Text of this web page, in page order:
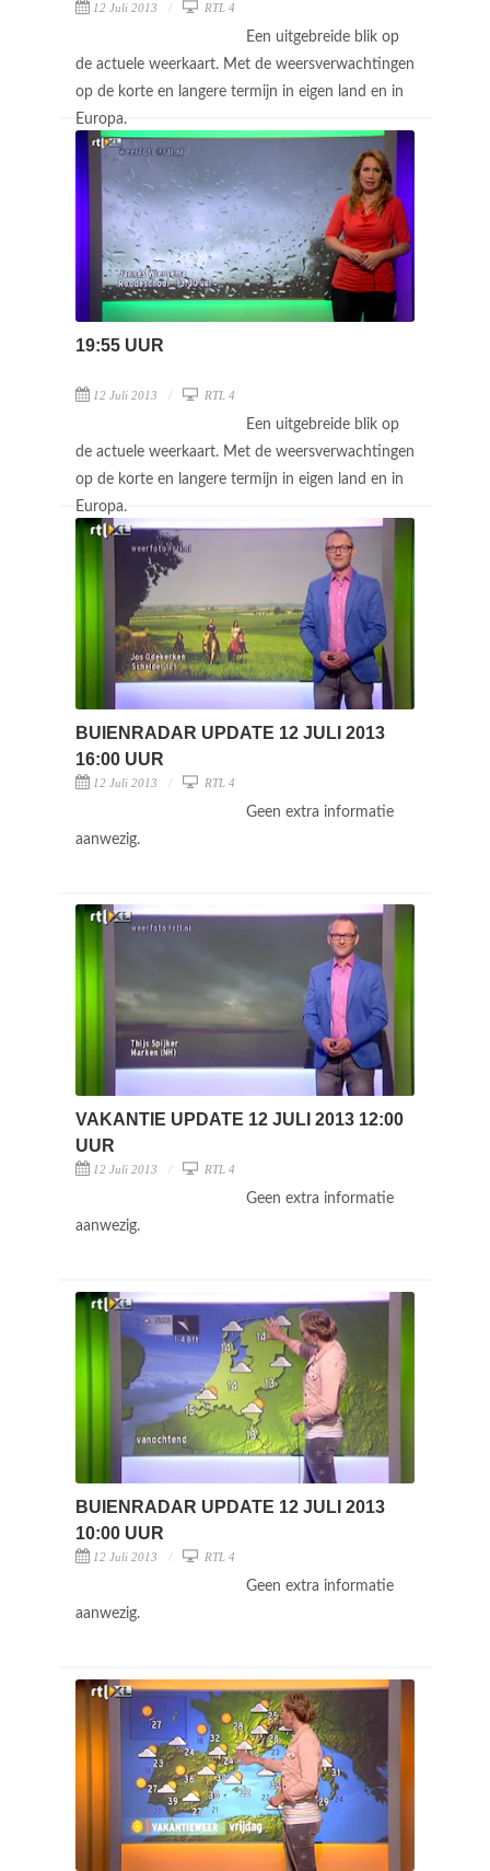
12 Juli 2013 RTL 4
Een uitgebreide blik op
de actuele weerkaart. Met de weersverwachtingen
op de korte en langere termijn in eigen land en in
Europa.
19:55 UUR
12 Juli 2013 RTL 4
Een uitgebreide blik op
de actuele weerkaart. Met de weersverwachtingen
op de korte en langere termijn in eigen land en in
Europa.
BUIENRADAR UPDATE 12 JULI 2013
16:00 UUR
12 Juli 2013 RTL 4
Geen extra informatie
aanwezig.
VAKANTIE UPDATE 12 JULI 2013 12:00
UUR
12 Juli 2013 RTL 4
Geen extra informatie
aanwezig.
BUIENRADAR UPDATE 12 JULI 2013
10:00 UUR
12 Juli 2013 RTL 4
Geen extra informatie
aanwezig.